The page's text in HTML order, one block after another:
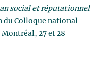
social et réputationnel
du Colloque national
27 et 28